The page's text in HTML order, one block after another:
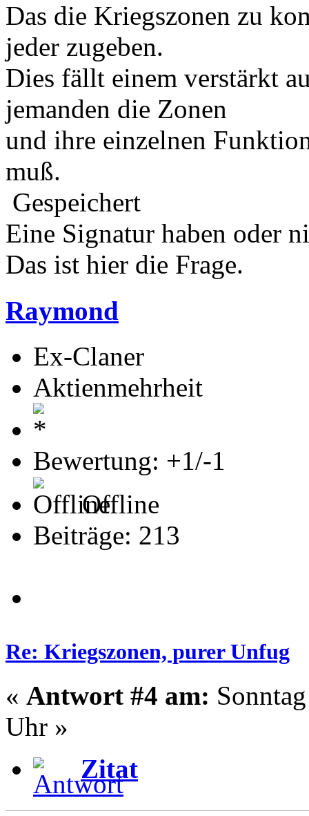
Das die Kriegszonen zu
jeder zugeben.
Dies fällt einem verstärkt
jemanden die Zonen
und ihre einzelnen
muß.
Gespeichert
Eine Signatur haben oder
Das ist hier die Frage.
Raymond
Ex-Claner
Aktienmehrheit
Bewertung: +1/-1
Offline
Beiträge: 213
Re: Kriegszonen, purer Unfug
« Antwort #4 am:
Uhr »
Zitat